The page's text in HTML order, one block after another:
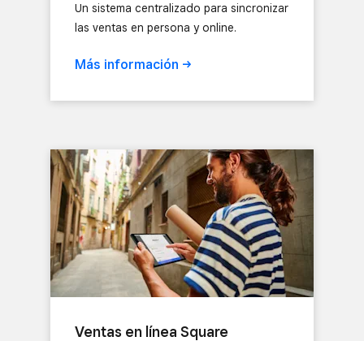
Un sistema centralizado para sincronizar
las ventas en persona y online.
Más información
Ventas en línea Square